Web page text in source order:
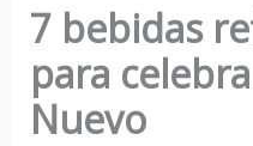
7 bebidas
para
Nuevo
i
a
r